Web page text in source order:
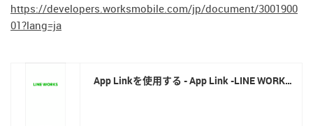
https://developers.worksmobile.com/jp/document/3001900
01?lang=ja
App Linkを使用する - App Link -LINE WORKS Dev